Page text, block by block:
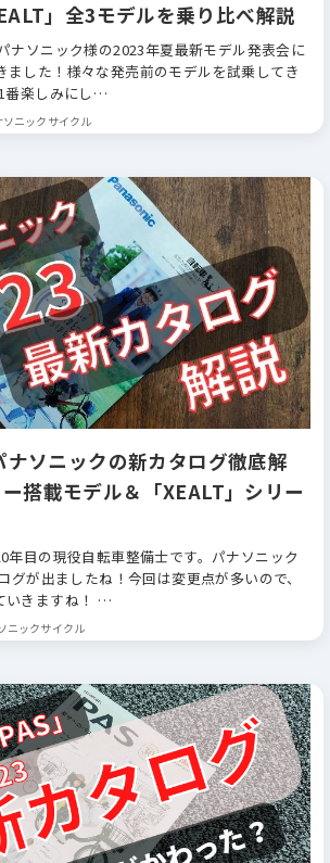
」全3モデルを乗り比べ解説
ナソニック様の2023年夏最新モデル発表会に
ました！様々な発売前のモデルを試乗してき
番楽しみにし…
ソニックサイクル
ナソニックの新カタログ徹底解
搭載モデル＆「XEALT」シリー
年目の現役自転車整備士です。パナソニック
グが出ましたね！今回は変更点が多いので、
いきますね！ …
ニックサイクル